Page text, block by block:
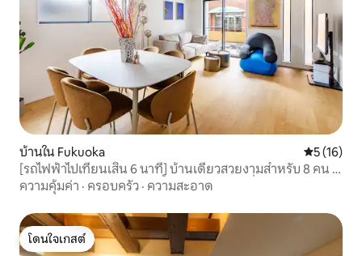
บ้านใน Fukuoka คะแนนเฉลี่
5 (16)
[รถไฟฟ้าไปเทียนเสิน 6 นาที] บ้านเดี่ยวสวยงามสำหรับ 8 คน |
3 ห้องนอนแยกและ 2 ห้องน้ำสะดวกสบาย | ที่จอดรถ 2 คัน
ความคุ้มค่า · ครอบครัว · ความสะอาด
โดนใจเกสต์
โดนใจเกสต์